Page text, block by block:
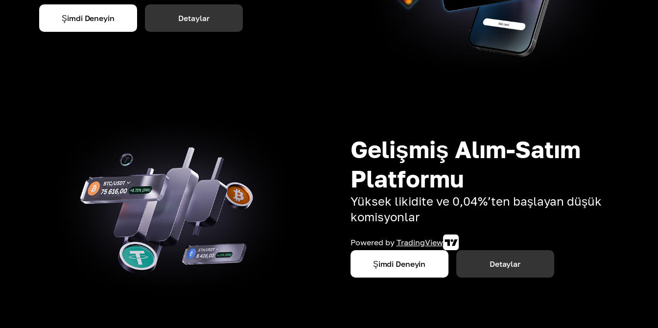
Şimdi Deneyin Detaylar
Gelişmiş Alım-Satım
Platformu
Yüksek likidite ve 0,04%’ten başlayan düşük
komisyonlar
Powered by TradingView
Şimdi Deneyin Detaylar